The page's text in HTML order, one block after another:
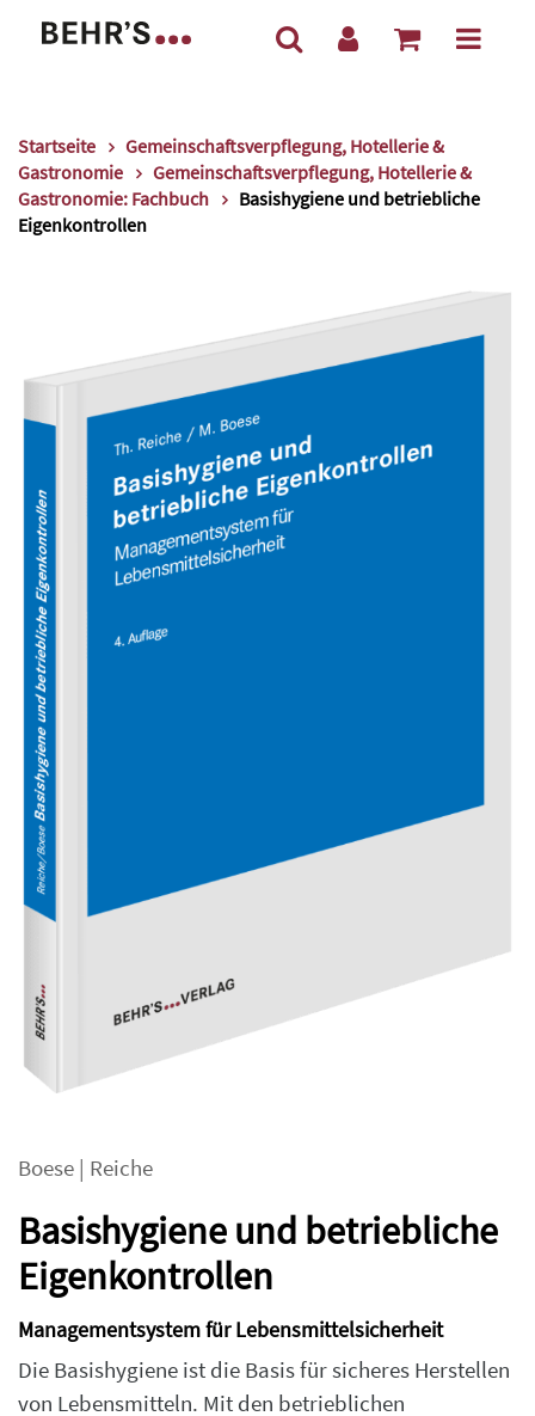
Startseite
Gemeinschaftsverpflegung, Hotellerie &
Gastronomie
Gemeinschaftsverpflegung, Hotellerie &
Gastronomie: Fachbuch
Basishygiene und betriebliche
Eigenkontrollen
Boese | Reiche
Basishygiene und betriebliche
Eigenkontrollen
Managementsystem für Lebensmittelsicherheit
Die Basishygiene ist die Basis für sicheres Herstellen
von Lebensmitteln. Mit den betrieblichen